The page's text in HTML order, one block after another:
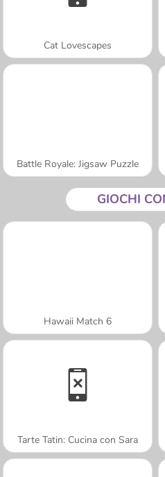
Cat Lovescapes
Battle Royale: Jigsaw Puzzle
GIOCHI
Hawaii Match 6
Tarte Tatin: Cucina con Sara